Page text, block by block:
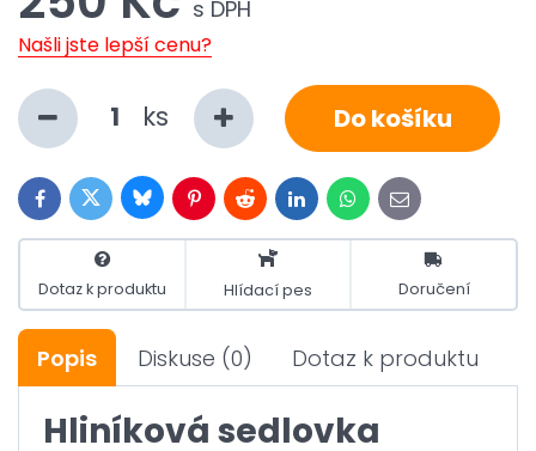
s DPH
Našli jste lepší cenu?
ks Do košíku
FacebookTwitterBlueskyPinterestRedditLinkedInWhatsApp
E-
mail
Dotaz k produktu Hlídací pes Doručení
Popis Diskuse (0) Dotaz k produktu
Hliníková sedlovka